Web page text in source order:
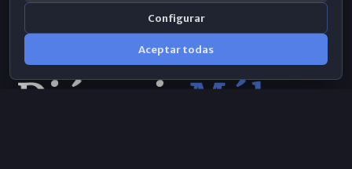
Configurar
Aceptar todas